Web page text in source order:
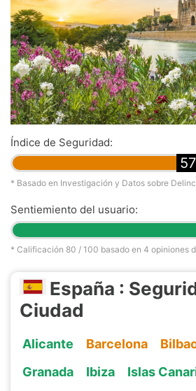
Índice de Seguridad:
57
* Basado en Investigación y Datos sobre
Sentiemiento del usuario:
* Calificación 80 / 100 basado en 4 opiniones
España :
Ciudad
Alicante Barcelona
Granada
Ibiza Islas